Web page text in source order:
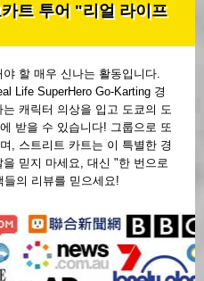
트 투어 "리얼 라이프
할 매우 신나는 활동입니다.
Life SuperHero Go-Karting 경
캐릭터 의상을 입고 도쿄의 도
받을 수 있습니다! 그룹으로 또
, 스트리트 카트는 이 특별한 경
믿지 마세요, 대신 "한 번으로
의 리뷰를 믿으세요!